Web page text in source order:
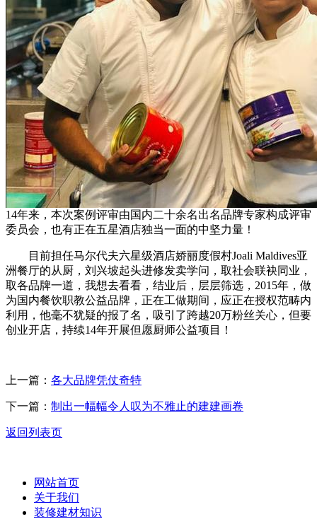
14年来，本次案例评审由国内二十余名出名品牌专家构成评审
委员会，也有正在五星酒店独当一面的中坚力量！
目前担任马尔代夫六星级酒店娇丽度假村Joali Maldives亚
洲餐厅的从厨，刘兴坡起头进修发卖学问，取社会联袂同业，
取各品牌一道，我想去看看，结业后，层层筛选，2015年，做
为国内餐饮职教公益品牌，正在工做期间，应正在授权范畴内
利用，他毫不犹疑的报了名，吸引了跨越20万粉丝关心，但要
创业开店，持续14年开展但愿厨师公益项目！
上一篇： 各大品牌凭仗奇特
下一篇： 制出一幅幅令人叹为不雅止的建建画卷
返回列表页
网站首页
关于我们
装修建材知识